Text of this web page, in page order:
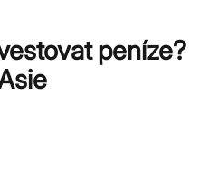
peníze?